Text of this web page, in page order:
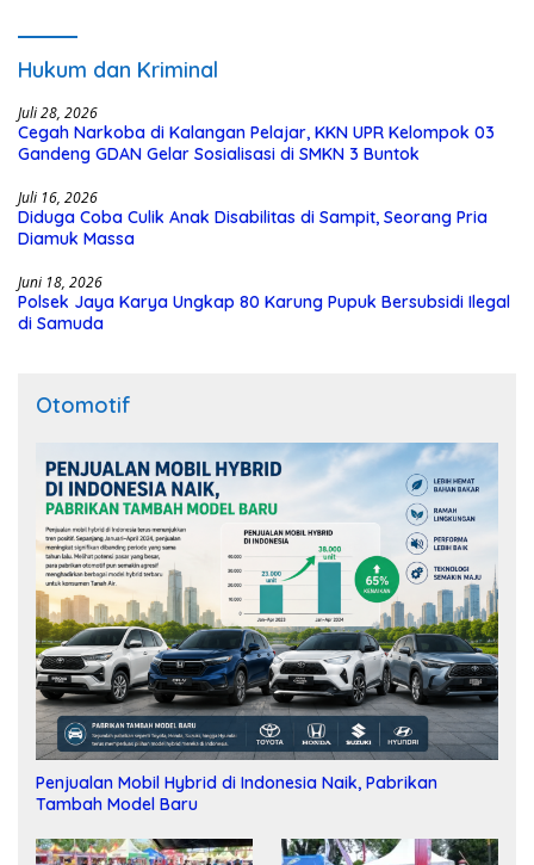
Hukum dan Kriminal
Juli 28, 2026
Cegah Narkoba di Kalangan Pelajar, KKN UPR Kelompok 03
Gandeng GDAN Gelar Sosialisasi di SMKN 3 Buntok
Juli 16, 2026
Diduga Coba Culik Anak Disabilitas di Sampit, Seorang Pria
Diamuk Massa
Juni 18, 2026
Polsek Jaya Karya Ungkap 80 Karung Pupuk Bersubsidi Ilegal
di Samuda
Otomotif
Penjualan Mobil Hybrid di Indonesia Naik, Pabrikan
Tambah Model Baru